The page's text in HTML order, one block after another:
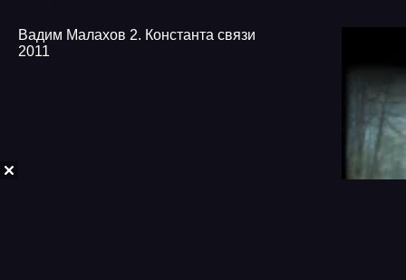
Вадим Малахов 2. Константа связи
2011